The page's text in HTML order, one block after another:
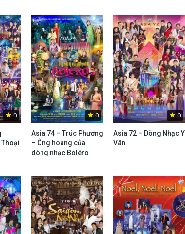
0
Thoại
0
Asia 74 – Trúc Phương
– Ông hoàng của
dòng nhạc Boléro
0
Asia 72 – Dòng Nhạc Y
Vân